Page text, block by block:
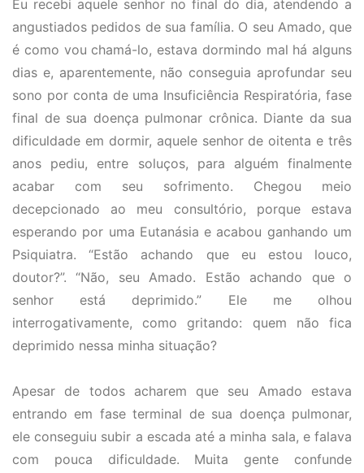
Eu recebi aquele senhor no final do dia, atendendo a
angustiados pedidos de sua família. O seu Amado, que
é como vou chamá-lo, estava dormindo mal há alguns
dias e, aparentemente, não conseguia aprofundar seu
sono por conta de uma Insuficiência Respiratória, fase
final de sua doença pulmonar crônica. Diante da sua
dificuldade em dormir, aquele senhor de oitenta e três
anos pediu, entre soluços, para alguém finalmente
acabar com seu sofrimento. Chegou meio
decepcionado ao meu consultório, porque estava
esperando por uma Eutanásia e acabou ganhando um
Psiquiatra. “Estão achando que eu estou louco,
doutor?”. “Não, seu Amado. Estão achando que o
senhor está deprimido.” Ele me olhou
interrogativamente, como gritando: quem não fica
deprimido nessa minha situação?
Apesar de todos acharem que seu Amado estava
entrando em fase terminal de sua doença pulmonar,
ele conseguiu subir a escada até a minha sala, e falava
com pouca dificuldade. Muita gente confunde